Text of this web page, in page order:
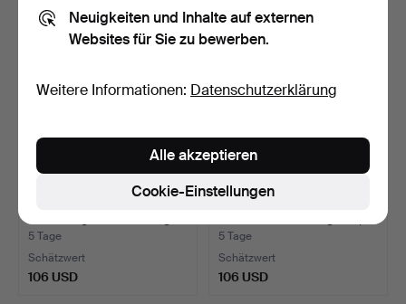
BRITTA KVARNBRINK.
5 Tage
Schätzwert
106 USD
BENGT ANDERSSON
F…
5 Tage
Schätzwert
106 USD
Neuigkeiten und Inhalte auf externen
Websites für Sie zu bewerben.
Weitere Informationen: Datenschutzerklärung
Cookie-Einstellungen
Alle akzeptieren